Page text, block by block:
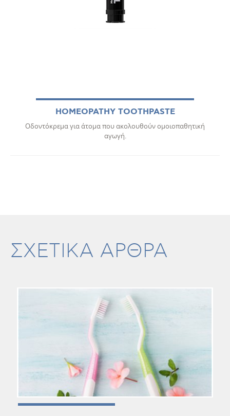
HOMEOPATHY TOOTHPASTE
Οδοντόκρεμα για άτομα που ακολουθούν ομοιοπαθητική
αγωγή.
ΣΧΕΤΙΚΑ ΑΡΘΡΑ